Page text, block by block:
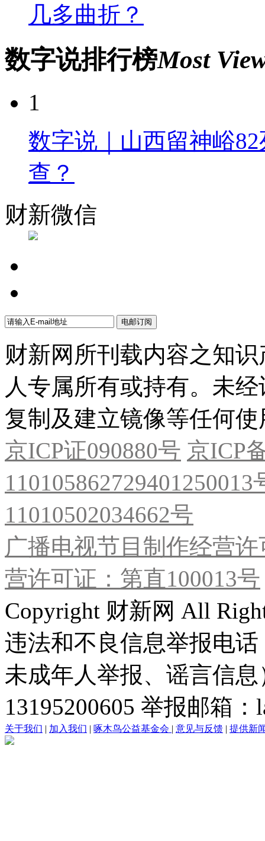
几多曲折？
数字说排行榜Most
1
数字说｜山西留神峪
查？
财新微信
财新网所刊载内容之知
人专属所有或持有。未
复制及建立镜像等任何使
京ICP证090880号 京ICP
11010502034662号
广播电视节目制作经营
营许可证：第直100013号
Copyright 财新网 All
违法和不良信息举报电
未成年人举报、谣言信
13195200605 举报邮箱
关于我们 | 加入我们 | 啄木鸟公益基金会 | 意见与反馈 | 提供新